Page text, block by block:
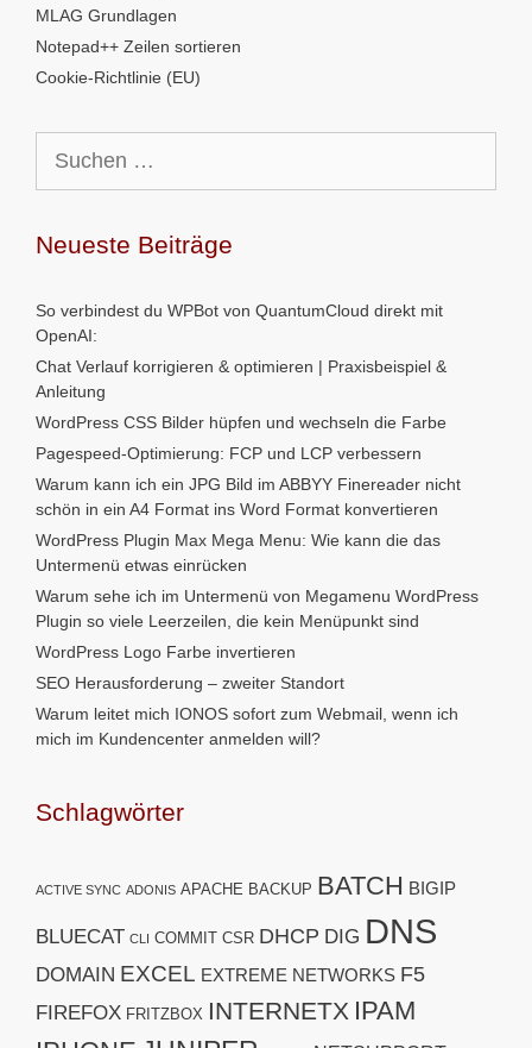
MLAG Grundlagen
Notepad++ Zeilen sortieren
Cookie-Richtlinie (EU)
nach:
Neueste Beiträge
So verbindest du WPBot von QuantumCloud direkt mit
OpenAI:
Chat Verlauf korrigieren & optimieren | Praxisbeispiel &
Anleitung
WordPress CSS Bilder hüpfen und wechseln die Farbe
Pagespeed-Optimierung: FCP und LCP verbessern
Warum kann ich ein JPG Bild im ABBYY Finereader nicht
schön in ein A4 Format ins Word Format konvertieren
WordPress Plugin Max Mega Menu: Wie kann die das
Untermenü etwas einrücken
Warum sehe ich im Untermenü von Megamenu WordPress
Plugin so viele Leerzeilen, die kein Menüpunkt sind
WordPress Logo Farbe invertieren
SEO Herausforderung – zweiter Standort
Warum leitet mich IONOS sofort zum Webmail, wenn ich
mich im Kundencenter anmelden will?
Schlagwörter
ACTIVE SYNC ADONIS APACHE BACKUP BATCH BIGIP
BLUECAT CLI COMMIT CSR DHCP DIG DNS
DOMAIN EXCEL EXTREME NETWORKS F5
FIREFOX FRITZBOX INTERNETX IPAM